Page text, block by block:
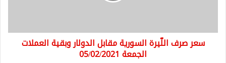
الجمعة
05/02/2021
سعر صرف اللّيرة السورية مقابل الدولار وبقية العملات
الجمعة 05/02/2021